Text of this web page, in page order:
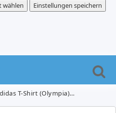
wählen
Einstellungen speichern
Shirt (Olympia) für 10 Euro inklusive Versand